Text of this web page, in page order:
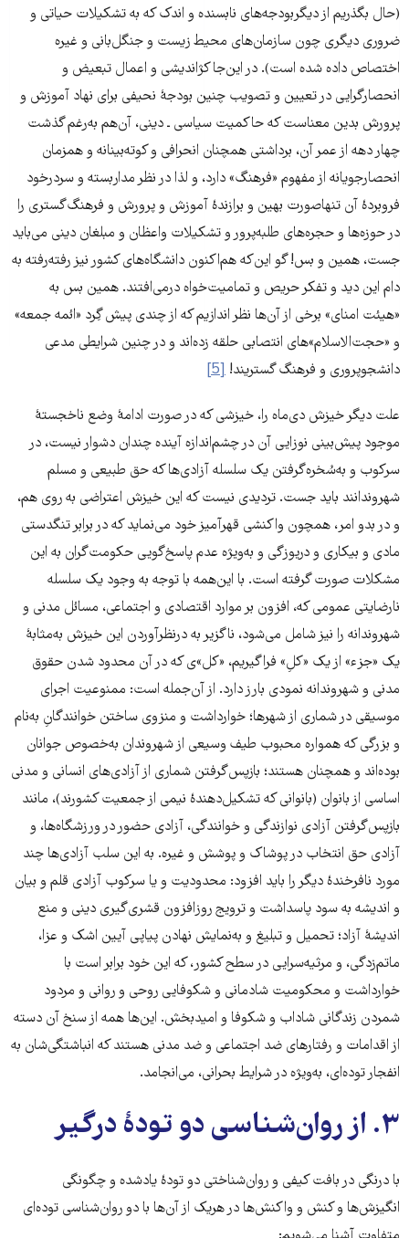
(حال بگذریم از دیگربودجه‌های نابسنده و اندک که به تشکیلات حیاتی و
ضروری دیگری چون سازمان‌های محیط زیست و جنگل‌بانی و غیره
اختصاص داده شده است). در این‌جا کژاندیشی و اعمال تبعیض و
انحصارگرایی در تعیین و تصویب چنین بودجۀ نحیفی برای نهاد آموزش و
پرورش بدین معناست که حاکمیت سیاسی ـ دینی، آن‌هم به‌رغم گذشت
چهار دهه از عمر آن، برداشتی همچنان انحرافی و کوته‌بینانه و همزمان
انحصارجویانه از مفهوم «فرهنگ» دارد، و لذا در نظر مداربسته و سردرخود
فروبردۀ آن تنهاصورت بهین و برازندۀ آموزش و پرورش و فرهنگ‌گستری را
در حوزه‌ها و حجره‌های طلبه‌پرور و تشکیلات واعظان و مبلغان دینی می‌باید
جست، همین و بس! گو این‌که هم‌اکنون دانشگاه‌های کشور نیز رفته‌رفته به
دام این دید و تفکر حریص و تمامیت‌خواه درمی‌افتند. همین بس به
«هیئت امنای» برخی از آن‌ها نظر اندازیم که از چندی پیش گِرد «ائمه جمعه»
و «حجت‌الاسلام»های انتصابی حلقه زده‌اند و در چنین شرایطی مدعی
دانشجوپروری و فرهنگ گستریند! [5]
علت دیگر خیزش دی‌ماه را، خیزشی که در صورت ادامۀ وضع ناخجستۀ
موجود پیش‌بینی نوزایی آن در چشم‌اندازه آینده چندان دشوار نیست، در
سرکوب و به‌سُخره‌گرفتن یک سلسله آزادی‌ها که حق طبیعی و مسلم
شهروندانند باید جست. تردیدی نیست که این خیزش اعتراضی به‌ روی هم،
و در بدو امر، همچون واکنشی قهرآمیز خود می‌نماید که در برابر تنگدستی
مادی و بیکاری و دریوزگی و به‌ویژه عدم پاسخ‌گویی حکومت‌گران به این
مشکلات صورت گرفته است. با این‌همه با توجه به وجود یک سلسله
نارضایتی عمومی که، افزون بر موارد اقتصادی و اجتماعی، مسائل مدنی و
شهروندانه را نیز شامل می‌شود، ناگزیر به درنظرآوردن این خیزش به‌مثابۀ
یک «جزء» از یک «کلِ» فراگیریم، «کل»ی که در آن محدود شدن حقوق
مدنی و شهروندانه نمودی بارز دارد. از آن‌جمله است: ممنوعیت اجرای
موسیقی در شماری از شهرها؛ خوارداشت و منزوی ساختن خوانندگانِ به‌نام
و بزرگی که همواره محبوب طیف وسیعی از شهروندان به‌خصوص جوانان
بوده‌اند و همچنان هستند؛ بازپس‌گرفتن شماری از آزادی‌های انسانی و مدنی
اساسی از بانوان (بانوانی که تشکیل‌دهندۀ نیمی از جمعیت کشورند)، مانند
بازپس‌گرفتن آزادی نوازندگی و خوانندگی، آزادی حضور در ورزشگاه‌ها، و
آزادی حق انتخاب در پوشاک و پوشش و غیره. به این سلب آزادی‌ها چند
مورد نافرخندۀ دیگر را باید افزود: محدودیت و یا سرکوب آزادی قلم و بیان
و اندیشه به سود پاسداشت و ترویج روزافزون قشری‌گیری دینی و منع
اندیشۀ آزاد؛ تحمیل و تبلیغ و به‌نمایش نهادن پیاپی آیین اشک و عزا،
ماتم‌زدگی، و مرثیه‌سرایی در سطح کشور، که این‌ خود برابر است با
خوارداشت و محکومیت شادمانی و شکوفایی روحی و روانی و مردود
شمردن زندگانی شاداب و شکوفا و امیدبخش. این‌ها همه از سنخ آن دسته
از اقدامات و رفتارهای ضد اجتماعی و ضد مدنی هستند که انباشتگی‌شان به
انفجار توده‌ای، به‌ویژه در شرایط بحرانی، می‌انجامد.
۳. از روان‌شناسی دو تودۀ درگیر
با درنگی در بافت کیفی و روان‌شناختی ‌دو تودۀ یادشده و چگونگی
انگیزش‌ها و کنش و واکنش‌ها در هریک از آن‌ها با دو روان‌شناسی توده‌ای